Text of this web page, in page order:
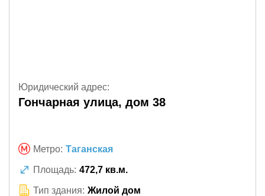
Юридический адрес:
Гончарная улица, дом 38
Метро: Таганская
Площадь: 472,7 кв.м.
Тип здания: Жилой дом